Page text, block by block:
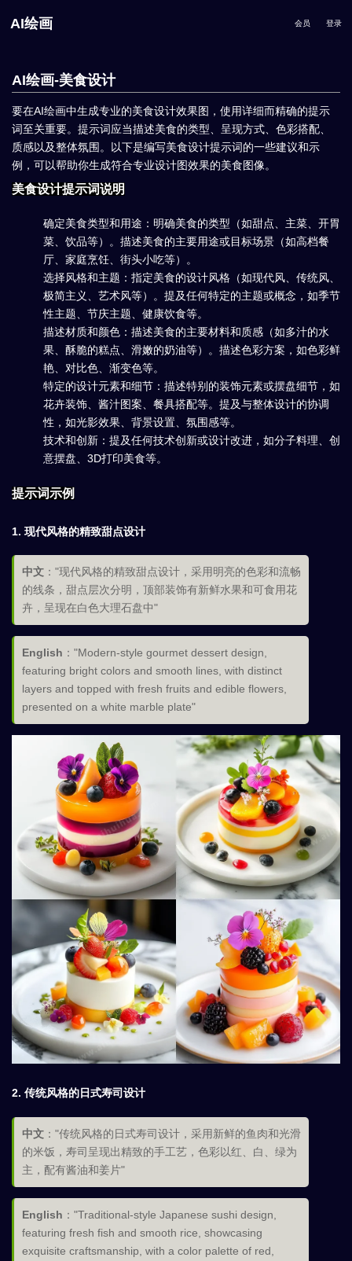
AI绘画 会员 登录
AI绘画-美食设计
要在AI绘画中生成专业的美食设计效果图，使用详细而精确的提示
词至关重要。提示词应当描述美食的类型、呈现方式、色彩搭配、
质感以及整体氛围。以下是编写美食设计提示词的一些建议和示
例，可以帮助你生成符合专业设计图效果的美食图像。
美食设计提示词说明
确定美食类型和用途：明确美食的类型（如甜点、主菜、开胃
菜、饮品等）。描述美食的主要用途或目标场景（如高档餐
厅、家庭烹饪、街头小吃等）。
选择风格和主题：指定美食的设计风格（如现代风、传统风、
极简主义、艺术风等）。提及任何特定的主题或概念，如季节
性主题、节庆主题、健康饮食等。
描述材质和颜色：描述美食的主要材料和质感（如多汁的水
果、酥脆的糕点、滑嫩的奶油等）。描述色彩方案，如色彩鲜
艳、对比色、渐变色等。
特定的设计元素和细节：描述特别的装饰元素或摆盘细节，如
花卉装饰、酱汁图案、餐具搭配等。提及与整体设计的协调
性，如光影效果、背景设置、氛围感等。
技术和创新：提及任何技术创新或设计改进，如分子料理、创
意摆盘、3D打印美食等。
提示词示例
1. 现代风格的精致甜点设计
中文 ："现代风格的精致甜点设计，采用明亮的色彩和流畅
的线条，甜点层次分明，顶部装饰有新鲜水果和可食用花
卉，呈现在白色大理石盘中"
English ："Modern-style gourmet dessert design,
featuring bright colors and smooth lines, with distinct
layers and topped with fresh fruits and edible flowers,
presented on a white marble plate"
2. 传统风格的日式寿司设计
中文 ："传统风格的日式寿司设计，采用新鲜的鱼肉和光滑
的米饭，寿司呈现出精致的手工艺，色彩以红、白、绿为
主，配有酱油和姜片"
English ："Traditional-style Japanese sushi design,
featuring fresh fish and smooth rice, showcasing
exquisite craftsmanship, with a color palette of red,